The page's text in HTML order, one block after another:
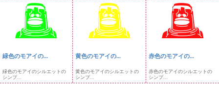
緑色のモアイの...
緑色のモアイのシルエットの
シンプ...
黄色のモアイの...
黄色のモアイのシルエットの
シンプ...
赤色のモアイの...
赤色のモアイのシルエットの
シンプ...